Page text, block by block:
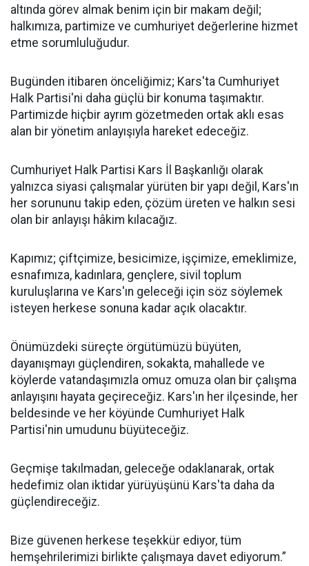
altında görev almak benim için bir makam değil;
halkımıza, partimize ve cumhuriyet değerlerine hizmet
etme sorumluluğudur.
Bugünden itibaren önceliğimiz; Kars'ta Cumhuriyet
Halk Partisi'ni daha güçlü bir konuma taşımaktır.
Partimizde hiçbir ayrım gözetmeden ortak aklı esas
alan bir yönetim anlayışıyla hareket edeceğiz.
Cumhuriyet Halk Partisi Kars İl Başkanlığı olarak
yalnızca siyasi çalışmalar yürüten bir yapı değil, Kars'ın
her sorununu takip eden, çözüm üreten ve halkın sesi
olan bir anlayışı hâkim kılacağız.
Kapımız; çiftçimize, besicimize, işçimize, emeklimize,
esnafımıza, kadınlara, gençlere, sivil toplum
kuruluşlarına ve Kars'ın geleceği için söz söylemek
isteyen herkese sonuna kadar açık olacaktır.
Önümüzdeki süreçte örgütümüzü büyüten,
dayanışmayı güçlendiren, sokakta, mahallede ve
köylerde vatandaşımızla omuz omuza olan bir çalışma
anlayışını hayata geçireceğiz. Kars'ın her ilçesinde, her
beldesinde ve her köyünde Cumhuriyet Halk
Partisi'nin umudunu büyüteceğiz.
Geçmişe takılmadan, geleceğe odaklanarak, ortak
hedefimiz olan iktidar yürüyüşünü Kars'ta daha da
güçlendireceğiz.
Bize güvenen herkese teşekkür ediyor, tüm
hemşehrilerimizi birlikte çalışmaya davet ediyorum.”